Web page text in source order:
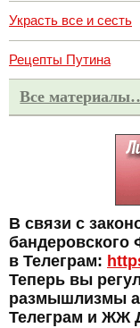
Украсть все и сесть
Рецепты Путина
Все
В связи с
бандеровского
в Телеграм:
Теперь вы
размышлизмы
Телеграм и ЖЖ